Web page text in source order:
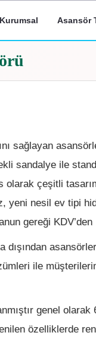
Kurumsal Asansör
sağlayan
sandalye ile
çeşitli
yeni nesil ev tipi
gereği KDV’den
ile
genel
özelliklerde